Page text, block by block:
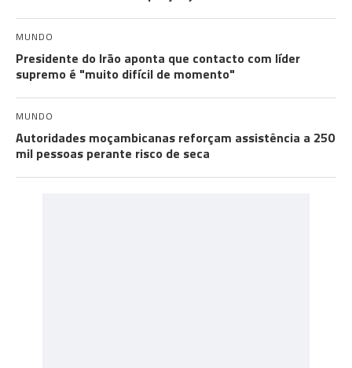
MUNDO
Presidente do Irão aponta que contacto com líder
supremo é "muito difícil de momento"
MUNDO
Autoridades moçambicanas reforçam assistência a 250
mil pessoas perante risco de seca